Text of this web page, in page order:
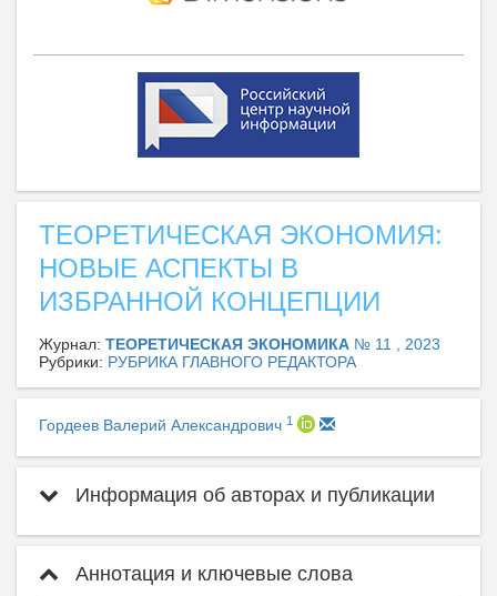
ТЕОРЕТИЧЕСКАЯ ЭКОНОМИЯ:
НОВЫЕ АСПЕКТЫ В
ИЗБРАННОЙ КОНЦЕПЦИИ
Журнал: ТЕОРЕТИЧЕСКАЯ ЭКОНОМИКА № 11 , 2023
Рубрики: РУБРИКА ГЛАВНОГО РЕДАКТОРА
Гордеев Валерий Александрович 1
Информация об авторах и публикации
Аннотация и ключевые слова